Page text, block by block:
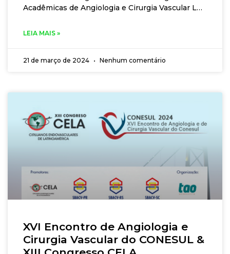
Acadêmicas de Angiologia e Cirurgia Vascular Ler
LEIA MAIS »
21 de março de 2024 Nenhum comentário
XVI Encontro de Angiologia e
Cirurgia Vascular do CONESUL &